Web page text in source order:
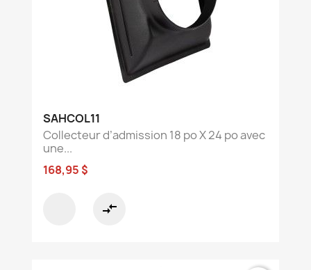
SAHCOL11
Collecteur d’admission 18 po X 24 po avec
une...
168,95 $
compare_arrows